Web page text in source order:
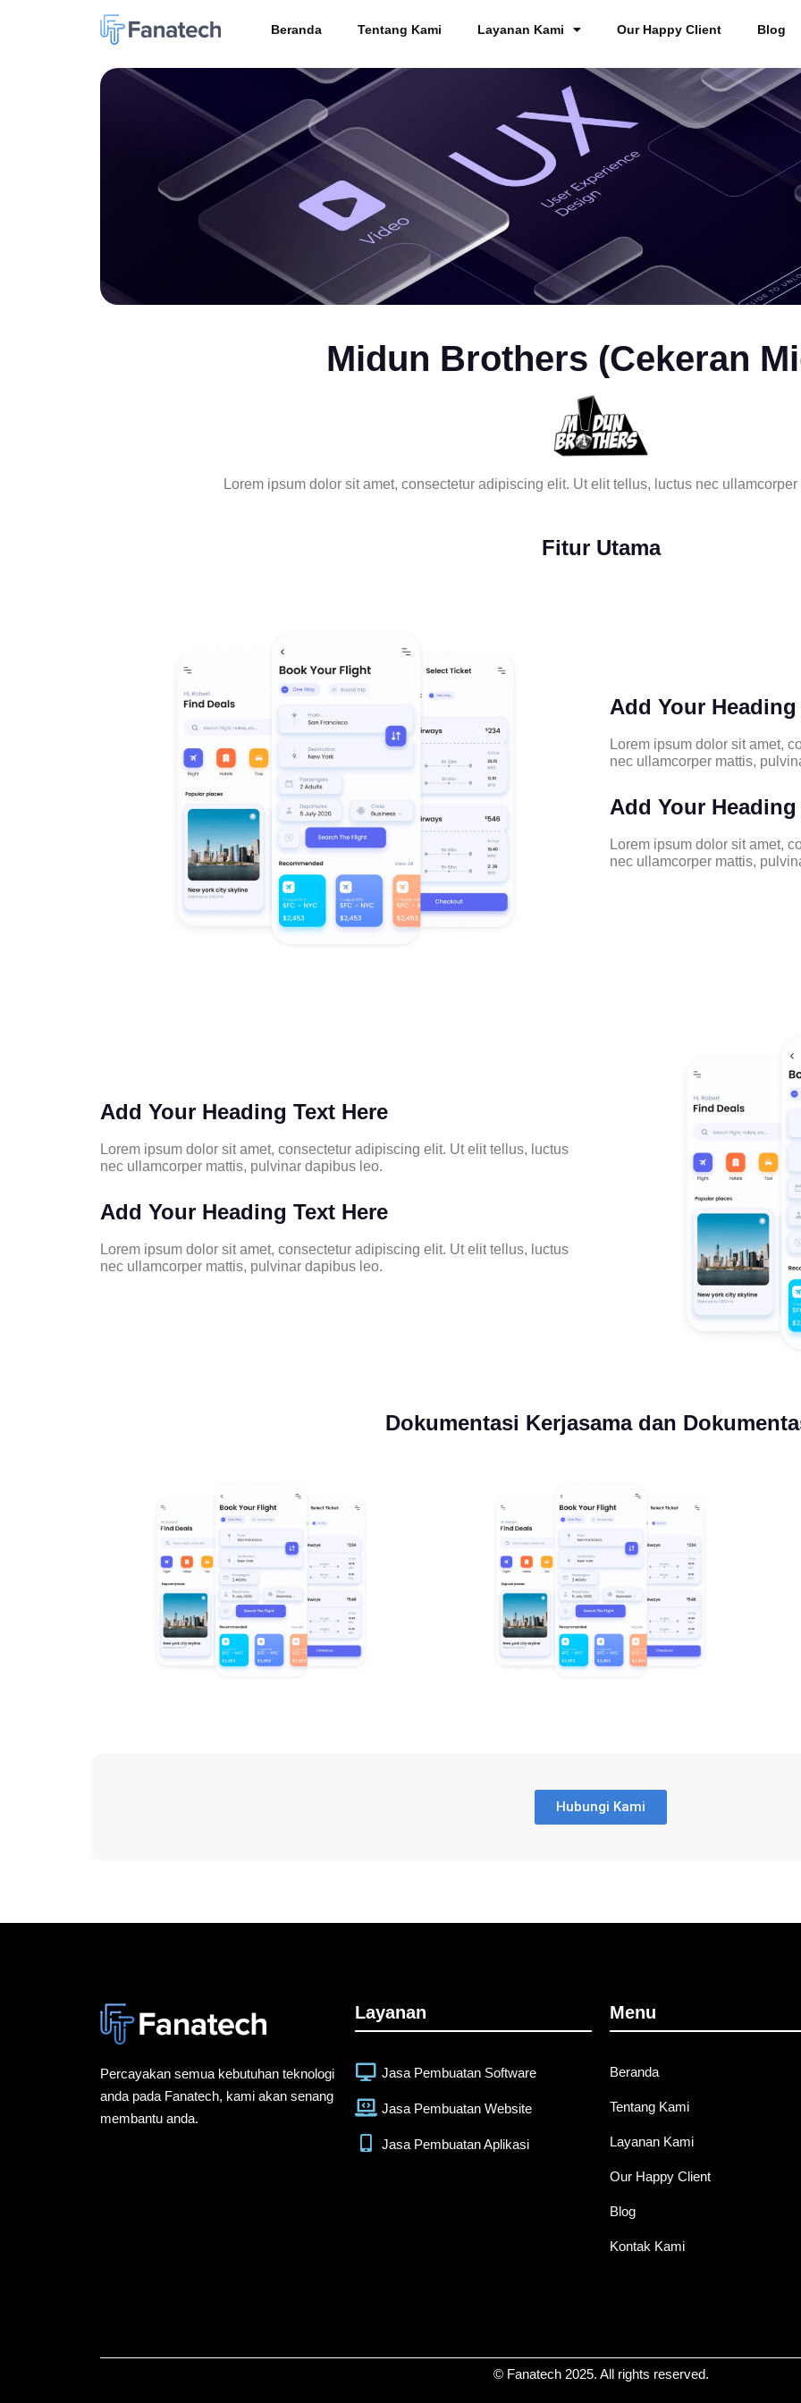
Beranda Tentang Kami Layanan Kami Our Happy Client Blog
Midun Brothers (Cekeran
Lorem ipsum dolor sit amet, consectetur adipiscing elit. Ut elit tellus, luctus nec
Fitur Utama
Add Your Heading
Lorem ipsum dolor sit amet,
nec ullamcorper mattis,
Add Your Heading
Lorem ipsum dolor sit amet,
nec ullamcorper mattis,
Add Your Heading Text Here
Lorem ipsum dolor sit amet, consectetur adipiscing elit. Ut elit tellus, luctus
nec ullamcorper mattis, pulvinar dapibus leo.
Add Your Heading Text Here
Lorem ipsum dolor sit amet, consectetur adipiscing elit. Ut elit tellus, luctus
nec ullamcorper mattis, pulvinar dapibus leo.
Dokumentasi Kerjasama dan
Hubungi Kami
Percayakan semua kebutuhan teknologi
anda pada Fanatech, kami akan senang
membantu anda.
Layanan
Jasa Pembuatan Software
Jasa Pembuatan Website
Jasa Pembuatan Aplikasi
Menu
Beranda
Tentang Kami
Layanan Kami
Our Happy Client
Blog
Kontak Kami
© Fanatech 2025. All rights reserved.